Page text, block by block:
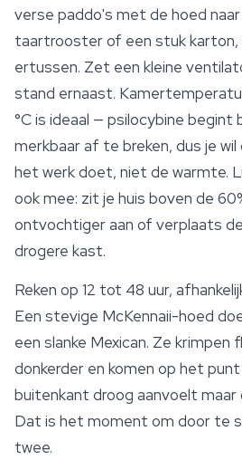
verse paddo's met de hoed
taartrooster of een stuk
ertussen. Zet een kleine
stand ernaast.
°C is ideaal — psilocybine begint
merkbaar af te breken, dus je
het werk doet, niet de warmte.
ook mee: zit je huis boven de
ontvochtiger aan of verplaats
drogere kast.
Reken op 12 tot 48 uur,
Een stevige McKennaii-hoed
een slanke Mexican. Ze krimpen
donkerder en komen op het
buitenkant droog aanvoelt maar
Dat is het moment om door te
twee.